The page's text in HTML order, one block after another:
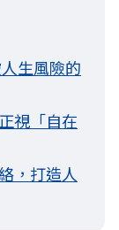
生風險的
視「自在
，打造人